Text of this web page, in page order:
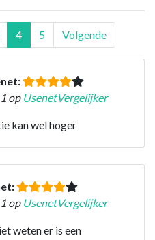
4 5 Volgende
op UsenetVergelijker
kan wel hoger
op UsenetVergelijker
weten er is een